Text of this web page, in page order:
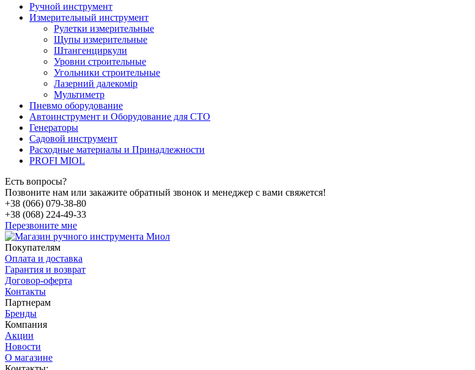
Ручной инструмент
Измерительный инструмент
Рулетки измерительные
Щупы измерительные
Штангенциркули
Уровни строительные
Угольники строительные
Лазерний далекомір
Мультиметр
Пневмо оборудование
Автоинструмент и Оборудование для СТО
Генераторы
Садовой инструмент
Расходные материалы и Принадлежности
PROFI MIOL
Есть вопросы?
Позвоните нам или закажите обратный звонок и менеджер с вами свяжется!
+38 (066) 079-38-80
+38 (068) 224-49-33
Перезвоните мне
Покупателям
Оплата и доставка
Гарантия и возврат
Договор-оферта
Контакты
Партнерам
Бренды
Компания
Акции
Новости
О магазине